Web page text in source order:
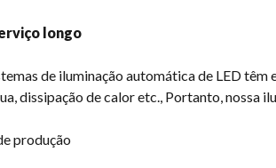
longo
de iluminação automática de LED
dissipação de calor etc., Portanto, nossa
produção